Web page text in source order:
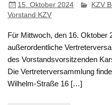
15. Oktober 2024 KZV
Vorstand KZV
Für Mittwoch, den 16. Oktober
außerordentliche
des Vorstandsvorsitzenden
Die Vertreterversammlung
Wilhelm-Straße 16 […]